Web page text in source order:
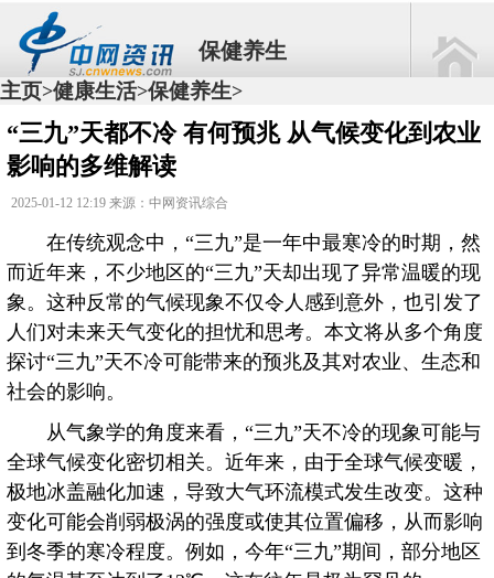
保健养生
主页>健康生活>保健养生>
“三九”天都不冷 有何预兆 从气候变化到农业
影响的多维解读
2025-01-12 12:19 来源：中网资讯综合
在传统观念中，“三九”是一年中最寒冷的时期，然
而近年来，不少地区的“三九”天却出现了异常温暖的现
象。这种反常的气候现象不仅令人感到意外，也引发了
人们对未来天气变化的担忧和思考。本文将从多个角度
探讨“三九”天不冷可能带来的预兆及其对农业、生态和
社会的影响。
从气象学的角度来看，“三九”天不冷的现象可能与
全球气候变化密切相关。近年来，由于全球气候变暖，
极地冰盖融化加速，导致大气环流模式发生改变。这种
变化可能会削弱极涡的强度或使其位置偏移，从而影响
到冬季的寒冷程度。例如，今年“三九”期间，部分地区